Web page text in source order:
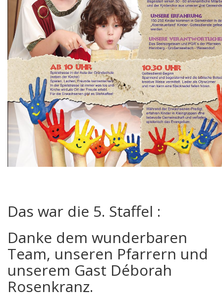
Das war die 5. Staffel :
Danke dem wunderbaren
Team, unseren Pfarrern und
unserem Gast Déborah
Rosenkranz.